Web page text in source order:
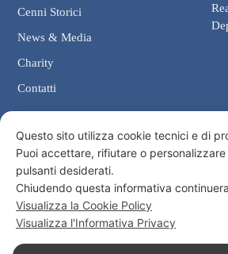
Cenni Storici
News & Media
Charity
Contatti
Contatti
Cancelleria: Via Giosuè Carducci, 4 00187 Roma
eMail: cancelleria@ordine-costantiniano.it
Tel. +39 06 47.41.190 +39 06 48.19.401
Social
Questo sito utilizza cookie tecnici e di
Puoi accettare, rifiutare o
pulsanti desiderati.
Chiudendo questa informativa
Visualizza la Cookie Policy
Visualizza l'Informativa Privacy